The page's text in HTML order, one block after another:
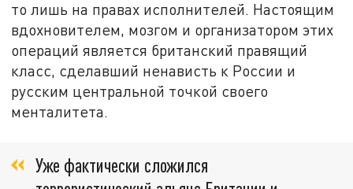
то лишь на правах исполнителей. Настоящим
вдохновителем, мозгом и организатором этих
операций является британский правящий
класс, сделавший ненависть к России и
русским центральной точкой своего
менталитета.
Уже фактически сложился